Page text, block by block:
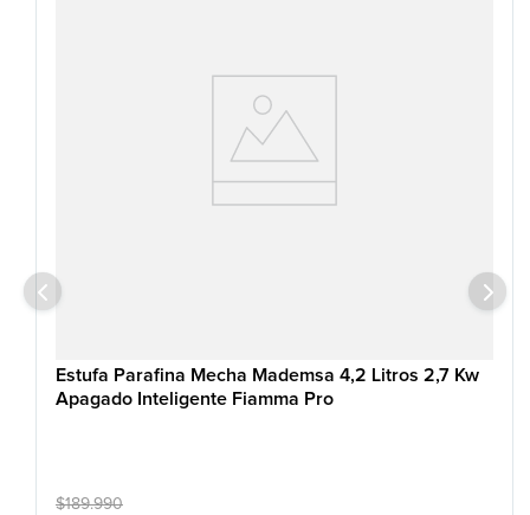
Estufa Parafina Mecha Mademsa 4,2 Litros 2,7 Kw
Apagado Inteligente Fiamma Pro
$189.990